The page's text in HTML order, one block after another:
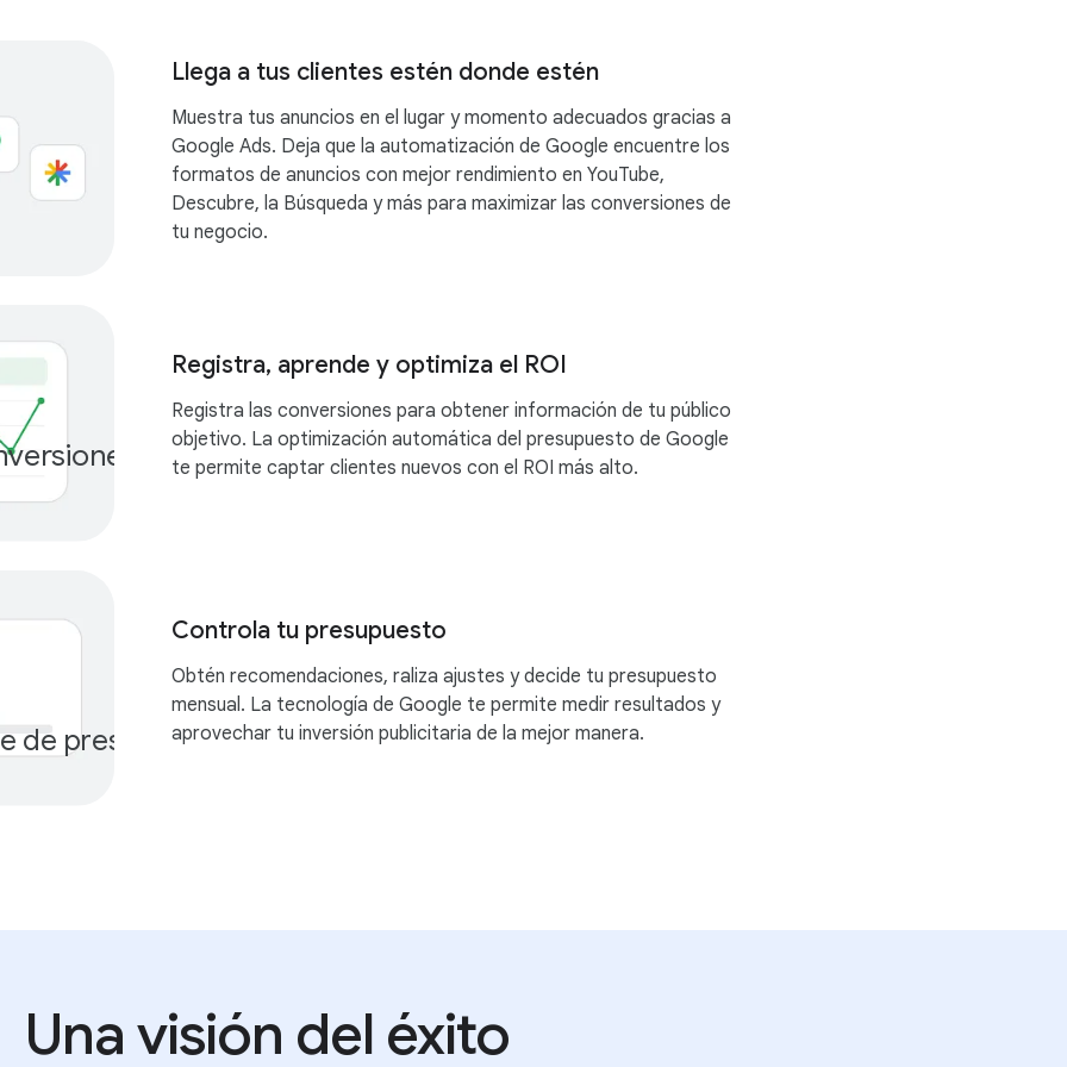
Llega a tus clientes estén donde estén
Muestra tus anuncios en el lugar y momento adecuados gracias a
Google Ads. Deja que la automatización de Google encuentre los
formatos de anuncios con mejor rendimiento en YouTube,
Descubre, la Búsqueda y más para maximizar las conversiones de
tu negocio.
Más de
100,000
Registra, aprende y optimiza el ROI
Registra las conversiones para obtener información de tu público
objetivo. La optimización automática del presupuesto de Google
te permite captar clientes nuevos con el ROI más alto.
de presupuesto mensual
Controla tu presupuesto
Obtén recomendaciones, raliza ajustes y decide tu presupuesto
mensual. La tecnología de Google te permite medir resultados y
aprovechar tu inversión publicitaria de la mejor manera.
Una visión del éxito